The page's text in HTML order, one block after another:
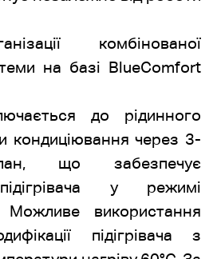
комбінованої
на базі BlueComfort
до рідинного
кондиціювання через 3-
що забезпечує
у режимі
Можливе використання
підігрівача з